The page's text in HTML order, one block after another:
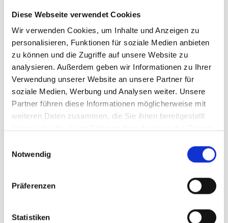
Diese Webseite verwendet Cookies
Wir verwenden Cookies, um Inhalte und Anzeigen zu
personalisieren, Funktionen für soziale Medien anbieten
zu können und die Zugriffe auf unsere Website zu
analysieren. Außerdem geben wir Informationen zu Ihrer
Verwendung unserer Website an unsere Partner für
soziale Medien, Werbung und Analysen weiter. Unsere
Partner führen diese Informationen möglicherweise mit
weiteren Daten zusammen, die Sie ihnen bereitgestellt
Notwendig
Präferenzen
Statistiken
geführte Radweg sei zudem ein wichtiger Lückenschluss
für das Montafon und das Projekt bringe auch eine
spürbare verkehrstechnische Verbesserung mit sich.
Quartiergestaltung mit architektonischem Feingefühl
Am Ill-Litz-Spitz entsteht mit „Rätikon Eins“ ein
vielseitiges Quartier zum Leben, Wohnen und Arbeiten.
Insgesamt umfasst das Projekt 89 Nutzungseinheiten:
Mitarbeiter:innen der Silvretta Montafon realisiert. Die
gestaffelten Baukörper orientieren sich an den örtlichen
Gegebenheiten und erhalten durch eine vorgelagerte
Holzlamellenfassade eine strukturierte, lebendige
Areals als Holzlagerplatz. Auch ökologisch setzt das